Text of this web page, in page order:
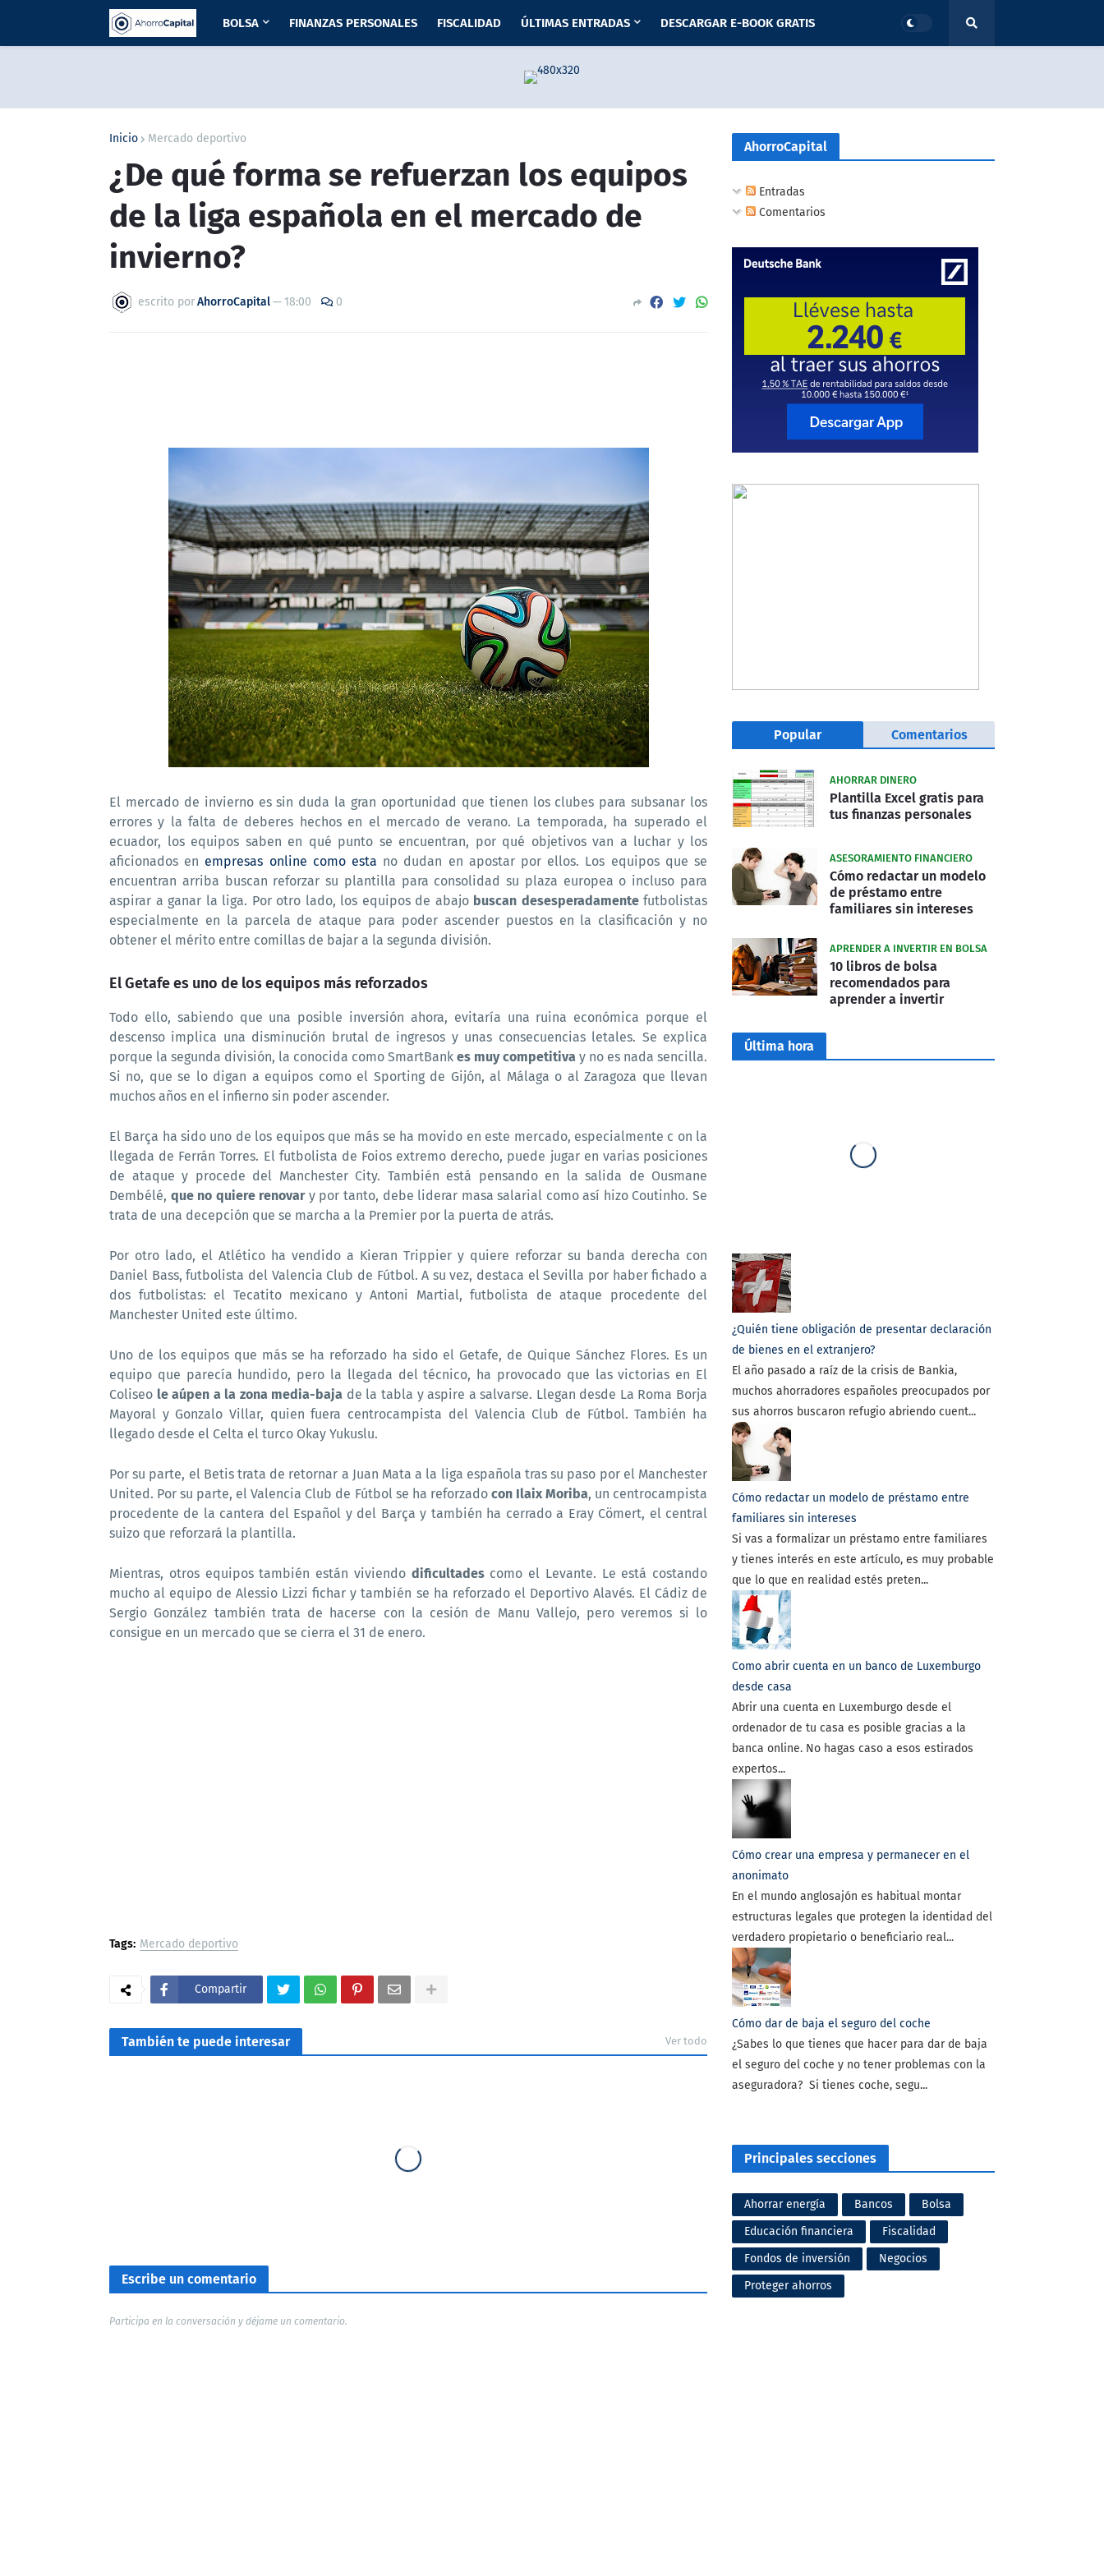
BOLSA FINANZAS PERSONALES FISCALIDAD ÚLTIMAS ENTRADAS DESCARGAR E-BOOK GRATIS
Inicio Mercado deportivo
¿De qué forma se refuerzan los equipos
de la liga española en el mercado de
invierno?
escrito porAhorroCapital— 18:00 0
El mercado de invierno es sin duda la gran oportunidad que tienen los clubes para subsanar los
errores y la falta de deberes hechos en el mercado de verano. La temporada, ha superado el
ecuador, los equipos saben en qué punto se encuentran, por qué objetivos van a luchar y los
aficionados en empresas online como esta no dudan en apostar por ellos. Los equipos que se
encuentran arriba buscan reforzar su plantilla para consolidad su plaza europea o incluso para
aspirar a ganar la liga. Por otro lado, los equipos de abajo buscan desesperadamentefutbolistas
especialmente en la parcela de ataque para poder ascender puestos en la clasificación y no
obtener el mérito entre comillas de bajar a la segunda división.
El Getafe es uno de los equipos más reforzados
Todo ello, sabiendo que una posible inversión ahora, evitaría una ruina económica porque el
descenso implica una disminución brutal de ingresos y unas consecuencias letales. Se explica
porque la segunda división, la conocida como SmartBank es muy competitiva y no es nada sencilla.
Si no, que se lo digan a equipos como el Sporting de Gijón, al Málaga o al Zaragoza que llevan
muchos años en el infierno sin poder ascender.
El Barça ha sido uno de los equipos que más se ha movido en este mercado, especialmente c on la
llegada de Ferrán Torres. El futbolista de Foios extremo derecho, puede jugar en varias posiciones
de ataque y procede del Manchester City. También está pensando en la salida de Ousmane
Dembélé, que no quiere renovary por tanto, debe liderar masa salarial como así hizo Coutinho. Se
trata de una decepción que se marcha a la Premier por la puerta de atrás.
Por otro lado, el Atlético ha vendido a Kieran Trippier y quiere reforzar su banda derecha con
Daniel Bass, futbolista del Valencia Club de Fútbol. A su vez, destaca el Sevilla por haber fichado a
dos futbolistas: el Tecatito mexicano y Antoni Martial, futbolista de ataque procedente del
Manchester United este último.
Uno de los equipos que más se ha reforzado ha sido el Getafe, de Quique Sánchez Flores. Es un
equipo que parecía hundido, pero la llegada del técnico, ha provocado que las victorias en El
Coliseo le aúpen a la zona media-baja de la tabla y aspire a salvarse. Llegan desde La Roma Borja
Mayoral y Gonzalo Villar, quien fuera centrocampista del Valencia Club de Fútbol. También ha
llegado desde el Celta el turco Okay Yukuslu.
Por su parte, el Betis trata de retornar a Juan Mata a la liga española tras su paso por el Manchester
United. Por su parte, el Valencia Club de Fútbol se ha reforzado con Ilaix Moriba, un centrocampista
procedente de la cantera del Español y del Barça y también ha cerrado a Eray Cömert, el central
suizo que reforzará la plantilla.
Mientras, otros equipos también están viviendo dificultadescomo el Levante. Le está costando
mucho al equipo de Alessio Lizzi fichar y también se ha reforzado el Deportivo Alavés. El Cádiz de
Sergio González también trata de hacerse con la cesión de Manu Vallejo, pero veremos si lo
consigue en un mercado que se cierra el 31 de enero.
Tags: Mercado deportivo
Compartir
También te puede interesar Ver todo
Escribe un comentario
Participa en la conversación y déjame un comentario.
AhorroCapital
Entradas
Comentarios
Popular Comentarios
AHORRAR DINERO
Plantilla Excel gratis para
tus finanzas personales
ASESORAMIENTO FINANCIERO
Cómo redactar un modelo
de préstamo entre
familiares sin intereses
APRENDER A INVERTIR EN BOLSA
10 libros de bolsa
recomendados para
aprender a invertir
Última hora
¿Quién tiene obligación de presentar declaración
de bienes en el extranjero?
El año pasado a raíz de la crisis de Bankia,
muchos ahorradores españoles preocupados por
sus ahorros buscaron refugio abriendo cuent...
Cómo redactar un modelo de préstamo entre
familiares sin intereses
Si vas a formalizar un préstamo entre familiares
y tienes interés en este artículo, es muy probable
que lo que en realidad estés preten...
Como abrir cuenta en un banco de Luxemburgo
desde casa
Abrir una cuenta en Luxemburgo desde el
ordenador de tu casa es posible gracias a la
banca online. No hagas caso a esos estirados
expertos...
Cómo crear una empresa y permanecer en el
anonimato
En el mundo anglosajón es habitual montar
estructuras legales que protegen la identidad del
verdadero propietario o beneficiario real...
Cómo dar de baja el seguro del coche
¿Sabes lo que tienes que hacer para dar de baja
el seguro del coche y no tener problemas con la
aseguradora? Si tienes coche, segu...
Principales secciones
Ahorrar energía Bancos
Bolsa
Educación financiera
Fiscalidad
Fondos de inversión
Negocios
Proteger ahorros